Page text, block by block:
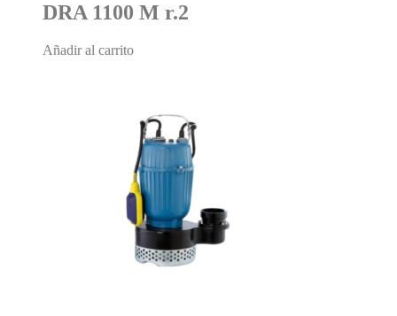
DRA 1100 M r.2
Añadir al carrito